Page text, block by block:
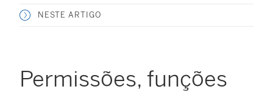
NESTE ARTIGO
Permissões, funções